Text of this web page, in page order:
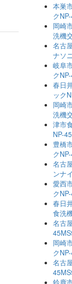
本巣
ク
岡崎
洗機
名古
ナソ
岐阜
ク
春日
ック
岡崎
洗機
津市
NP-
豊橋
ク
名古
ンナ
愛西
ク
春日
食洗
名古
岡崎
ク
名古
鈴鹿